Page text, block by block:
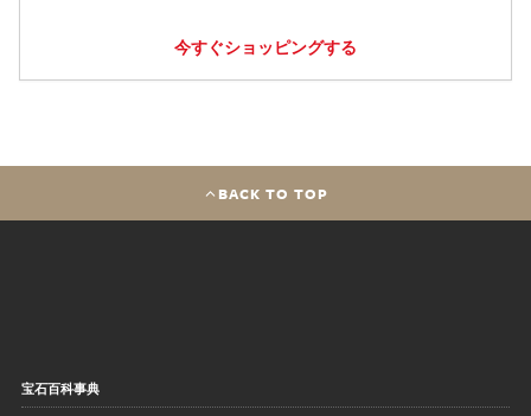
今すぐショッピングする
BACK TO TOP
宝石百科事典